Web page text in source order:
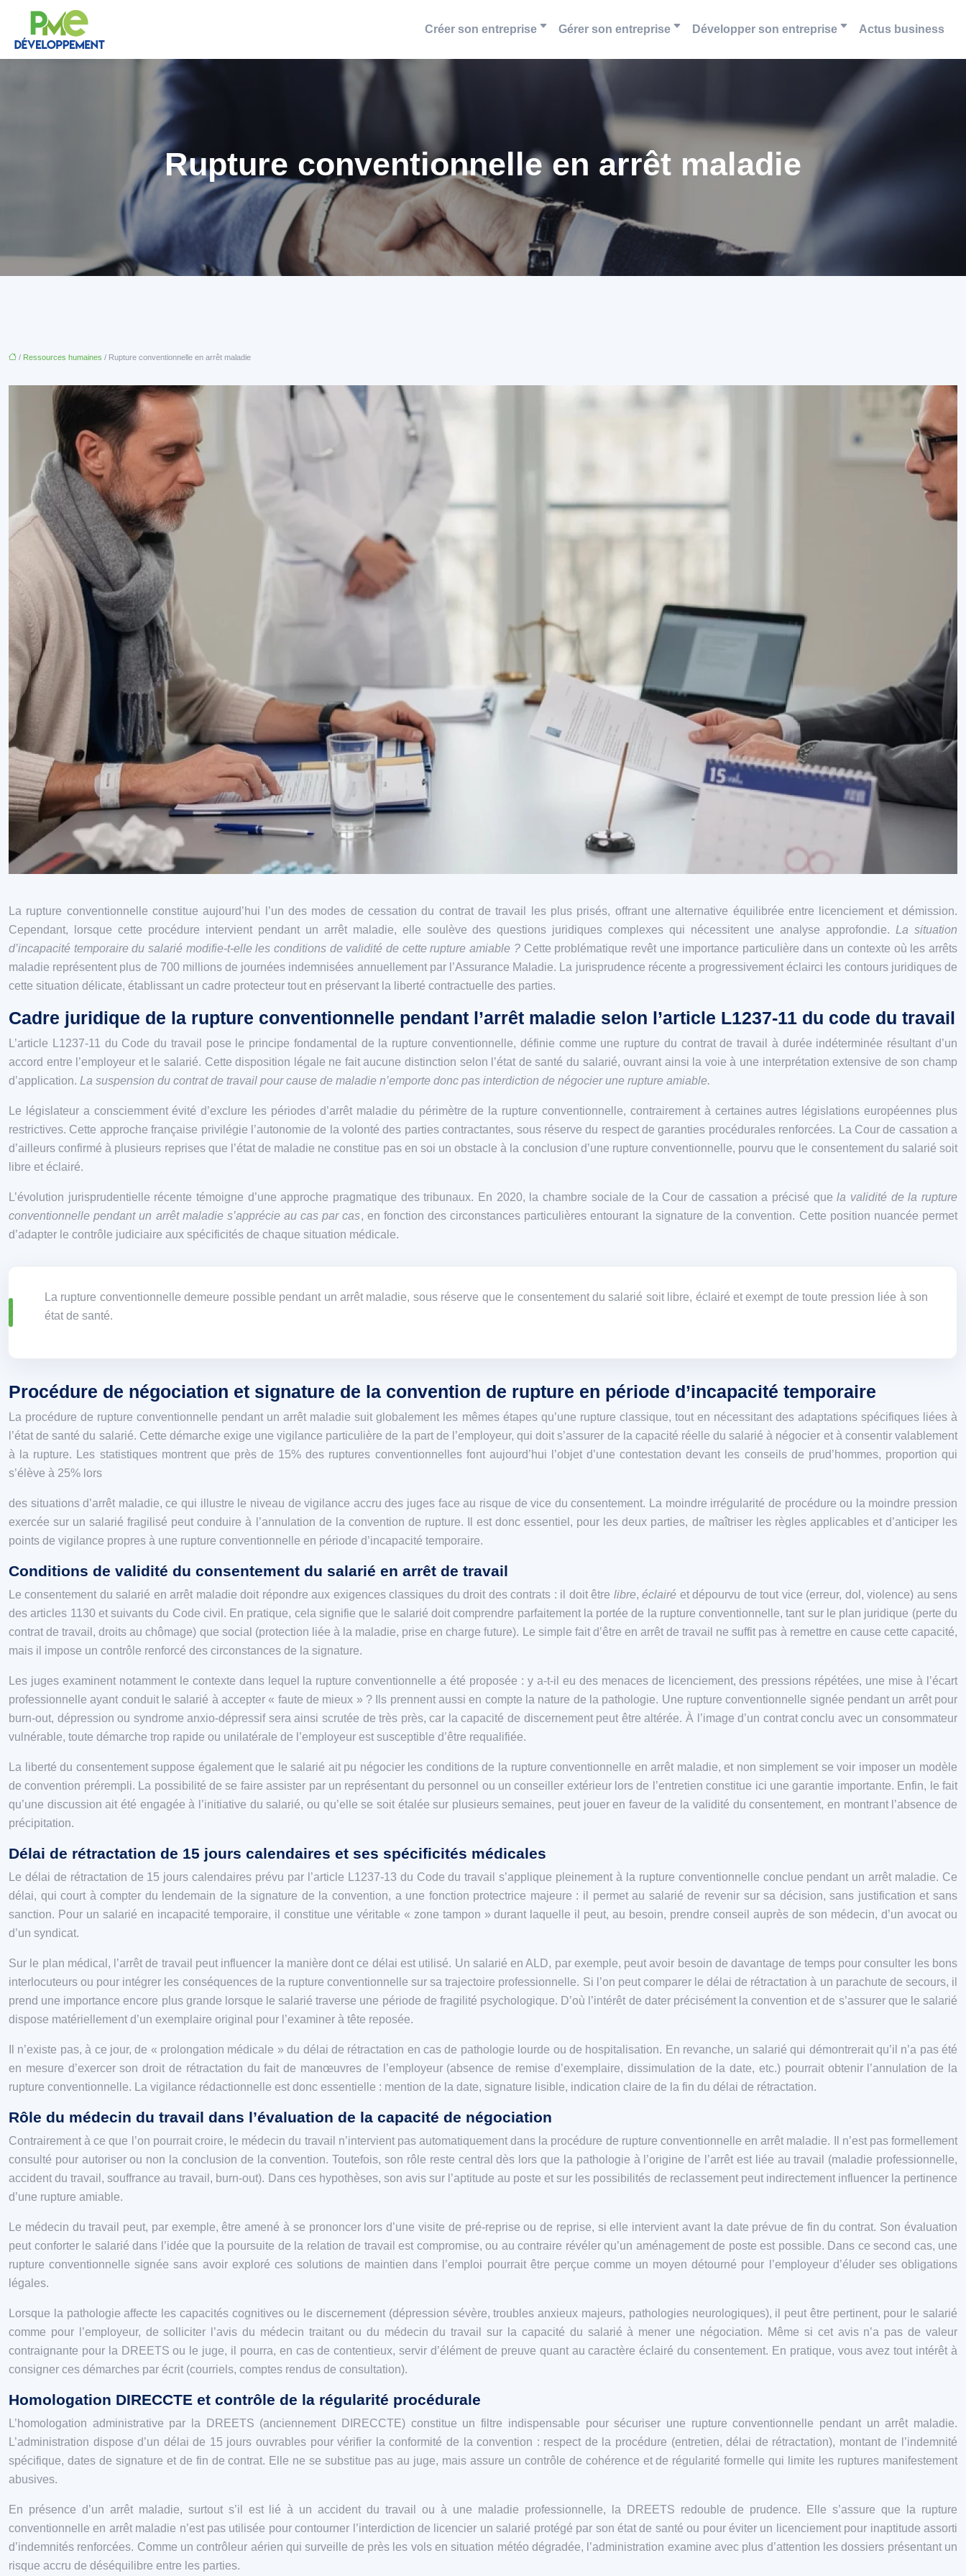
Créer son entreprise Gérer son entreprise Développer son entreprise Actus business
Rupture conventionnelle en arrêt maladie
/ Ressources humaines / Rupture conventionnelle en arrêt maladie
La rupture conventionnelle constitue aujourd’hui l’un des modes de cessation du contrat de travail les plus prisés, offrant une alternative équilibrée entre licenciement et démission.
Cependant, lorsque cette procédure intervient pendant un arrêt maladie, elle soulève des questions juridiques complexes qui nécessitent une analyse approfondie.La situation
d’incapacité temporaire du salarié modifie-t-elle les conditions de validité de cette rupture amiable ?Cette problématique revêt une importance particulière dans un contexte où les arrêts
maladie représentent plus de 700 millions de journées indemnisées annuellement par l’Assurance Maladie. La jurisprudence récente a progressivement éclairci les contours juridiques de
cette situation délicate, établissant un cadre protecteur tout en préservant la liberté contractuelle des parties.
Cadre juridique de la rupture conventionnelle pendant l’arrêt maladie selon l’article L1237-11 du code du travail
L’article L1237-11 du Code du travail pose le principe fondamental de la rupture conventionnelle, définie comme une rupture du contrat de travail à durée indéterminée résultant d’un
accord entre l’employeur et le salarié. Cette disposition légale ne fait aucune distinction selon l’état de santé du salarié, ouvrant ainsi la voie à une interprétation extensive de son champ
d’application. La suspension du contrat de travail pour cause de maladie n’emporte donc pas interdiction de négocier une rupture amiable.
Le législateur a consciemment évité d’exclure les périodes d’arrêt maladie du périmètre de la rupture conventionnelle, contrairement à certaines autres législations européennes plus
restrictives. Cette approche française privilégie l’autonomie de la volonté des parties contractantes, sous réserve du respect de garanties procédurales renforcées. La Cour de cassation a
d’ailleurs confirmé à plusieurs reprises que l’état de maladie ne constitue pas en soi un obstacle à la conclusion d’une rupture conventionnelle, pourvu que le consentement du salarié soit
libre et éclairé.
L’évolution jurisprudentielle récente témoigne d’une approche pragmatique des tribunaux. En 2020, la chambre sociale de la Cour de cassation a précisé quela validité de la rupture
conventionnelle pendant un arrêt maladie s’apprécie au cas par cas, en fonction des circonstances particulières entourant la signature de la convention. Cette position nuancée permet
d’adapter le contrôle judiciaire aux spécificités de chaque situation médicale.
La rupture conventionnelle demeure possible pendant un arrêt maladie, sous réserve que le consentement du salarié soit libre, éclairé et exempt de toute pression liée à son
état de santé.
Procédure de négociation et signature de la convention de rupture en période d’incapacité temporaire
La procédure de rupture conventionnelle pendant un arrêt maladie suit globalement les mêmes étapes qu’une rupture classique, tout en nécessitant des adaptations spécifiques liées à
l’état de santé du salarié. Cette démarche exige une vigilance particulière de la part de l’employeur, qui doit s’assurer de la capacité réelle du salarié à négocier et à consentir valablement
à la rupture. Les statistiques montrent que près de 15% des ruptures conventionnelles font aujourd’hui l’objet d’une contestation devant les conseils de prud’hommes, proportion qui
s’élève à 25% lors
des situations d’arrêt maladie, ce qui illustre le niveau de vigilance accru des juges face au risque de vice du consentement. La moindre irrégularité de procédure ou la moindre pression
exercée sur un salarié fragilisé peut conduire à l’annulation de la convention de rupture. Il est donc essentiel, pour les deux parties, de maîtriser les règles applicables et d’anticiper les
points de vigilance propres à une rupture conventionnelle en période d’incapacité temporaire.
Conditions de validité du consentement du salarié en arrêt de travail
Le consentement du salarié en arrêt maladie doit répondre aux exigences classiques du droit des contrats : il doit être libre,éclairé et dépourvu de tout vice (erreur, dol, violence) au sens
des articles 1130 et suivants du Code civil. En pratique, cela signifie que le salarié doit comprendre parfaitement la portée de la rupture conventionnelle, tant sur le plan juridique (perte du
contrat de travail, droits au chômage) que social (protection liée à la maladie, prise en charge future). Le simple fait d’être en arrêt de travail ne suffit pas à remettre en cause cette capacité,
mais il impose un contrôle renforcé des circonstances de la signature.
Les juges examinent notamment le contexte dans lequel la rupture conventionnelle a été proposée : y a-t-il eu des menaces de licenciement, des pressions répétées, une mise à l’écart
professionnelle ayant conduit le salarié à accepter « faute de mieux » ? Ils prennent aussi en compte la nature de la pathologie. Une rupture conventionnelle signée pendant un arrêt pour
burn-out, dépression ou syndrome anxio-dépressif sera ainsi scrutée de très près, car la capacité de discernement peut être altérée. À l’image d’un contrat conclu avec un consommateur
vulnérable, toute démarche trop rapide ou unilatérale de l’employeur est susceptible d’être requalifiée.
La liberté du consentement suppose également que le salarié ait pu négocier les conditions de la rupture conventionnelle en arrêt maladie, et non simplement se voir imposer un modèle
de convention prérempli. La possibilité de se faire assister par un représentant du personnel ou un conseiller extérieur lors de l’entretien constitue ici une garantie importante. Enfin, le fait
qu’une discussion ait été engagée à l’initiative du salarié, ou qu’elle se soit étalée sur plusieurs semaines, peut jouer en faveur de la validité du consentement, en montrant l’absence de
précipitation.
Délai de rétractation de 15 jours calendaires et ses spécificités médicales
Le délai de rétractation de 15 jours calendaires prévu par l’article L1237-13 du Code du travail s’applique pleinement à la rupture conventionnelle conclue pendant un arrêt maladie. Ce
délai, qui court à compter du lendemain de la signature de la convention, a une fonction protectrice majeure : il permet au salarié de revenir sur sa décision, sans justification et sans
sanction. Pour un salarié en incapacité temporaire, il constitue une véritable « zone tampon » durant laquelle il peut, au besoin, prendre conseil auprès de son médecin, d’un avocat ou
d’un syndicat.
Sur le plan médical, l’arrêt de travail peut influencer la manière dont ce délai est utilisé. Un salarié en ALD, par exemple, peut avoir besoin de davantage de temps pour consulter les bons
interlocuteurs ou pour intégrer les conséquences de la rupture conventionnelle sur sa trajectoire professionnelle. Si l’on peut comparer le délai de rétractation à un parachute de secours, il
prend une importance encore plus grande lorsque le salarié traverse une période de fragilité psychologique. D’où l’intérêt de dater précisément la convention et de s’assurer que le salarié
dispose matériellement d’un exemplaire original pour l’examiner à tête reposée.
Il n’existe pas, à ce jour, de « prolongation médicale » du délai de rétractation en cas de pathologie lourde ou de hospitalisation. En revanche, un salarié qui démontrerait qu’il n’a pas été
en mesure d’exercer son droit de rétractation du fait de manœuvres de l’employeur (absence de remise d’exemplaire, dissimulation de la date, etc.) pourrait obtenir l’annulation de la
rupture conventionnelle. La vigilance rédactionnelle est donc essentielle : mention de la date, signature lisible, indication claire de la fin du délai de rétractation.
Rôle du médecin du travail dans l’évaluation de la capacité de négociation
Contrairement à ce que l’on pourrait croire, le médecin du travail n’intervient pas automatiquement dans la procédure de rupture conventionnelle en arrêt maladie. Il n’est pas formellement
consulté pour autoriser ou non la conclusion de la convention. Toutefois, son rôle reste central dès lors que la pathologie à l’origine de l’arrêt est liée au travail (maladie professionnelle,
accident du travail, souffrance au travail, burn-out). Dans ces hypothèses, son avis sur l’aptitude au poste et sur les possibilités de reclassement peut indirectement influencer la pertinence
d’une rupture amiable.
Le médecin du travail peut, par exemple, être amené à se prononcer lors d’une visite de pré-reprise ou de reprise, si elle intervient avant la date prévue de fin du contrat. Son évaluation
peut conforter le salarié dans l’idée que la poursuite de la relation de travail est compromise, ou au contraire révéler qu’un aménagement de poste est possible. Dans ce second cas, une
rupture conventionnelle signée sans avoir exploré ces solutions de maintien dans l’emploi pourrait être perçue comme un moyen détourné pour l’employeur d’éluder ses obligations
légales.
Lorsque la pathologie affecte les capacités cognitives ou le discernement (dépression sévère, troubles anxieux majeurs, pathologies neurologiques), il peut être pertinent, pour le salarié
comme pour l’employeur, de solliciter l’avis du médecin traitant ou du médecin du travail sur la capacité du salarié à mener une négociation. Même si cet avis n’a pas de valeur
contraignante pour la DREETS ou le juge, il pourra, en cas de contentieux, servir d’élément de preuve quant au caractère éclairé du consentement. En pratique, vous avez tout intérêt à
consigner ces démarches par écrit (courriels, comptes rendus de consultation).
Homologation DIRECCTE et contrôle de la régularité procédurale
L’homologation administrative par la DREETS (anciennement DIRECCTE) constitue un filtre indispensable pour sécuriser une rupture conventionnelle pendant un arrêt maladie.
L’administration dispose d’un délai de 15 jours ouvrables pour vérifier la conformité de la convention : respect de la procédure (entretien, délai de rétractation), montant de l’indemnité
spécifique, dates de signature et de fin de contrat. Elle ne se substitue pas au juge, mais assure un contrôle de cohérence et de régularité formelle qui limite les ruptures manifestement
abusives.
En présence d’un arrêt maladie, surtout s’il est lié à un accident du travail ou à une maladie professionnelle, la DREETS redouble de prudence. Elle s’assure que la rupture
conventionnelle en arrêt maladie n’est pas utilisée pour contourner l’interdiction de licencier un salarié protégé par son état de santé ou pour éviter un licenciement pour inaptitude assorti
d’indemnités renforcées. Comme un contrôleur aérien qui surveille de près les vols en situation météo dégradée, l’administration examine avec plus d’attention les dossiers présentant un
risque accru de déséquilibre entre les parties.